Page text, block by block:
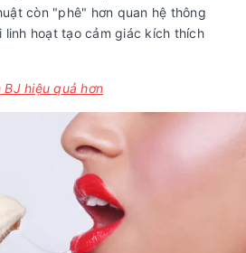
còn "phê" hơn quan hệ thông
linh hoạt tạo cảm giác kích thích
BJ hiệu quả hơn